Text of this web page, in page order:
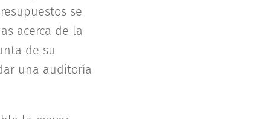
se
acerca de la
de su
una auditoría